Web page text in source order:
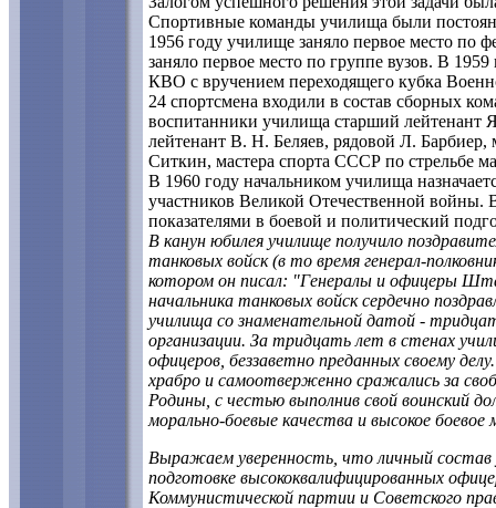
Спортивные команды училища были
1956 году училище заняло первое место по
заняло первое место по группе вузов. В
КВО с вручением переходящего кубка
24 спортсмена входили в состав сборных
воспитанники училища старший
лейтенант В. Н. Беляев, рядовой Л.
Ситкин, мастера спорта СССР по
В 1960 году начальником училища
участников Великой Отечественной войны.
показателями в боевой и политический
В канун юбилея училище получило
танковых войск (в то время генерал-
котором он писал: "Генералы и офицеры
начальника танковых войск сердечно
училища со знаменательной датой -
организации. За тридцать лет в стенах
офицеров, беззаветно преданных своему
храбро и самоотверженно сражались за
Родины, с честью выполнив свой воинский
морально-боевые качества и высокое
Выражаем уверенность, что личный состав
подготовке высококвалифицированных
Коммунистической партии и Советского